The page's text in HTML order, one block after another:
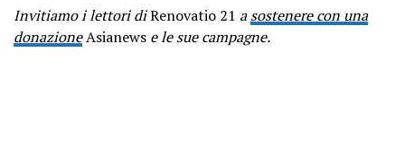
Invitiamo i lettori diRenovatio 21 asostenere con una
donazioneAsianews e le sue campagne.